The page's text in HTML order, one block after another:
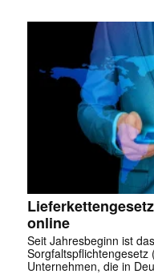
online
Seit Jahresbeginn ist
Sorgfaltspflichtengesetz
Unternehmen, die in